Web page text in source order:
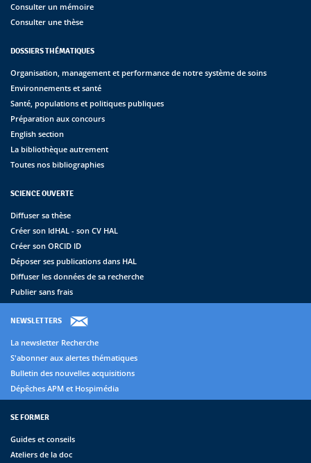
Consulter un mémoire
Consulter une thèse
DOSSIERS THÉMATIQUES
Organisation, management et performance de notre système de soins
Environnements et santé
Santé, populations et politiques publiques
Préparation aux concours
English section
La bibliothèque autrement
Toutes nos bibliographies
SCIENCE OUVERTE
Diffuser sa thèse
Créer son IdHAL - son CV HAL
Créer son ORCID ID
Déposer ses publications dans HAL
Diffuser les données de sa recherche
Publier sans frais
NEWSLETTERS
La newsletter Recherche
S'abonner aux alertes thématiques
Bulletin des nouvelles acquisitions
Dépêches APM et Hospimédia
SE FORMER
Guides et conseils
Ateliers de la doc